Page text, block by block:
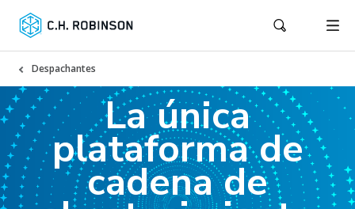
Despachantes
La única
plataforma de
cadena de